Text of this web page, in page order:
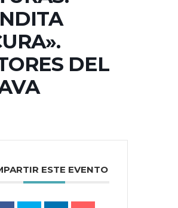
DEL
ESTE EVENTO